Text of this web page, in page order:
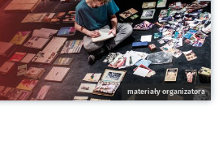
materiały organizatora